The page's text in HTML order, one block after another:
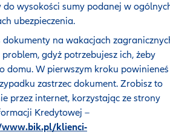
do wysokości sumy podanej w
ubezpieczenia.
dokumenty na wakacjach
problem, gdyż potrzebujesz ich, żeby
domu. W pierwszym kroku
zastrzec dokument. Zrobisz to
przez internet, korzystając ze strony
Kredytowej –
klienci-